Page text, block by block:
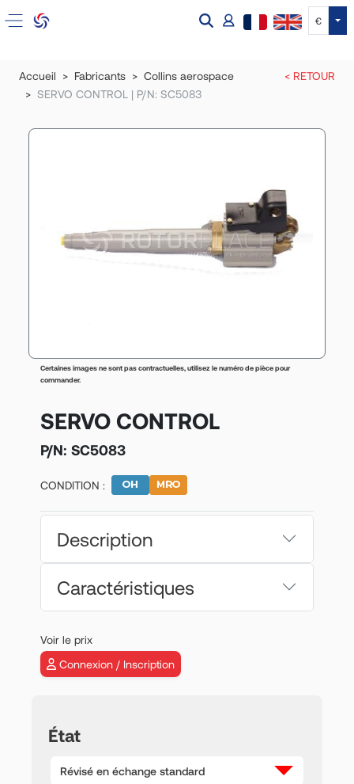
€
Accueil Fabricants
Collins aerospace
SERVO CONTROL | P/N: SC5083
< RETOUR
Certaines images ne sont pas contractuelles, utilisez le numéro de pièce pour
commander.
SERVO CONTROL
P/N: SC5083
CONDITION :
Description
Caractéristiques
Voir le prix
Connexion / Inscription
État
Révisé en échange standard